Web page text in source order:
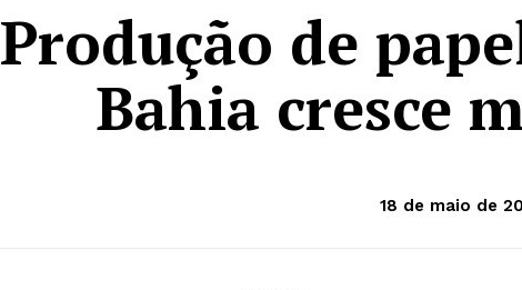
Produção de
Bahia cresce
18 de maio de